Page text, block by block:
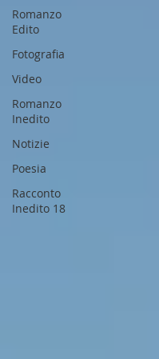
Romanzo
Edito
Fotografia
Video
Romanzo
Inedito
Notizie
Poesia
Racconto
Inedito 18